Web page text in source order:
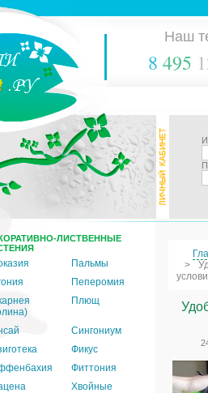
Наш
8 495
ЛИСТВЕННЫЕ
Пальмы
Пеперомия
Плющ
Сингониум
Фикус
Фиттония
Хвойные